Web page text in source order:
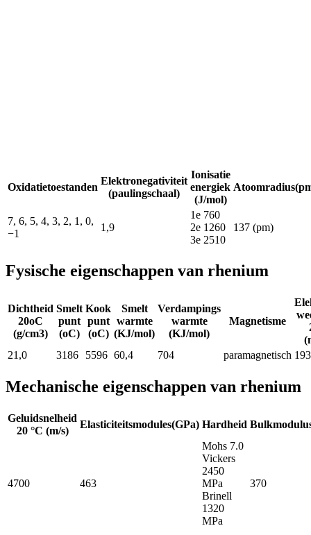
Oxidatietoestanden
Elektronegativiteit
(paulingschaal)
Ionisatie
energiek
(J/mol)
7, 6, 5, 4, 3, 2, 1, 0,
−1
1,9
1e 760
2e 1260
3e 2510
137 (pm)
Fysische eigenschappen van rhenium
Dichtheid
20oC
(g/cm3)
Smelt
punt
(oC)
Kook
punt
(oC)
Smelt
warmte
(KJ/mol)
Verdampings
warmte
(KJ/mol)
Magnetisme
21,0
3186 5596 60,4 704 paramagnetisch 193
Mechanische eigenschappen van rhenium
Geluidsnelheid
20 °C (m/s)
Elasticiteitsmodules(GPa) Hardheid
4700 463
Mohs 7.0
Vickers
2450
MPa
Brinell
1320
MPa
370